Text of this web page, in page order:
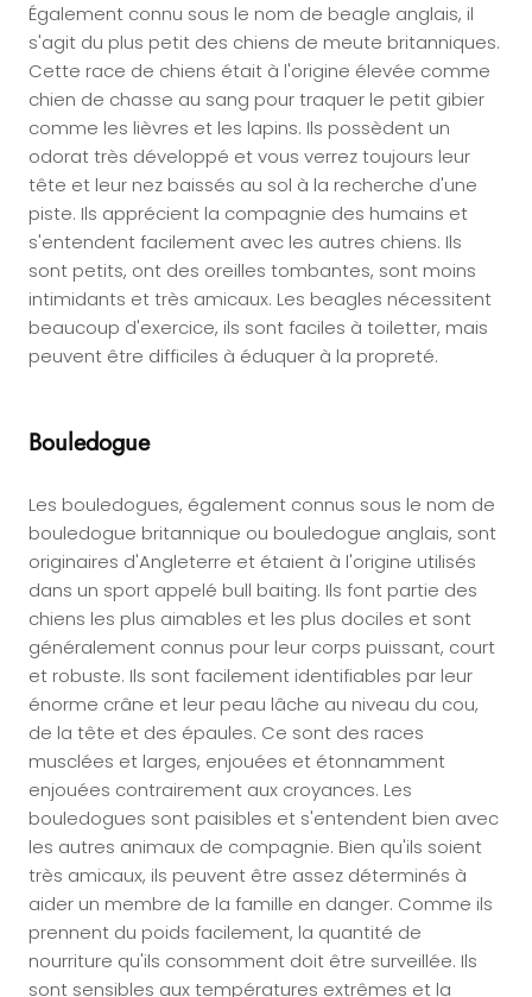
Également connu sous le nom de beagle anglais, il
s'agit du plus petit des chiens de meute britanniques.
Cette race de chiens était à l'origine élevée comme
chien de chasse au sang pour traquer le petit gibier
comme les lièvres et les lapins. Ils possèdent un
odorat très développé et vous verrez toujours leur
tête et leur nez baissés au sol à la recherche d'une
piste. Ils apprécient la compagnie des humains et
s'entendent facilement avec les autres chiens. Ils
sont petits, ont des oreilles tombantes, sont moins
intimidants et très amicaux. Les beagles nécessitent
beaucoup d'exercice, ils sont faciles à toiletter, mais
peuvent être difficiles à éduquer à la propreté.
Bouledogue
Les bouledogues, également connus sous le nom de
bouledogue britannique ou bouledogue anglais, sont
originaires d'Angleterre et étaient à l'origine utilisés
dans un sport appelé bull baiting. Ils font partie des
chiens les plus aimables et les plus dociles et sont
généralement connus pour leur corps puissant, court
et robuste. Ils sont facilement identifiables par leur
énorme crâne et leur peau lâche au niveau du cou,
de la tête et des épaules. Ce sont des races
musclées et larges, enjouées et étonnamment
enjouées contrairement aux croyances. Les
bouledogues sont paisibles et s'entendent bien avec
les autres animaux de compagnie. Bien qu'ils soient
très amicaux, ils peuvent être assez déterminés à
aider un membre de la famille en danger. Comme ils
prennent du poids facilement, la quantité de
nourriture qu'ils consomment doit être surveillée. Ils
sont sensibles aux températures extrêmes et la